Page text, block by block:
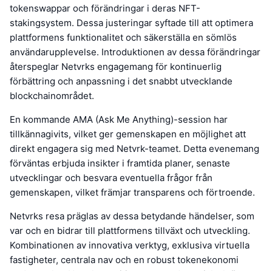
tokenswappar och förändringar i deras NFT-
stakingsystem. Dessa justeringar syftade till att optimera
plattformens funktionalitet och säkerställa en sömlös
användarupplevelse. Introduktionen av dessa förändringar
återspeglar Netvrks engagemang för kontinuerlig
förbättring och anpassning i det snabbt utvecklande
blockchainområdet.
En kommande AMA (Ask Me Anything)-session har
tillkännagivits, vilket ger gemenskapen en möjlighet att
direkt engagera sig med Netvrk-teamet. Detta evenemang
förväntas erbjuda insikter i framtida planer, senaste
utvecklingar och besvara eventuella frågor från
gemenskapen, vilket främjar transparens och förtroende.
Netvrks resa präglas av dessa betydande händelser, som
var och en bidrar till plattformens tillväxt och utveckling.
Kombinationen av innovativa verktyg, exklusiva virtuella
fastigheter, centrala nav och en robust tokenekonomi